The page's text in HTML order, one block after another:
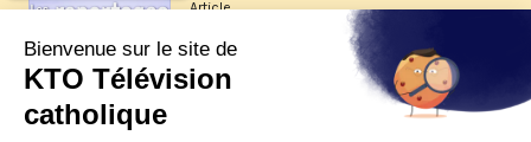
Article
Les reportages d'été 2026 de KTO